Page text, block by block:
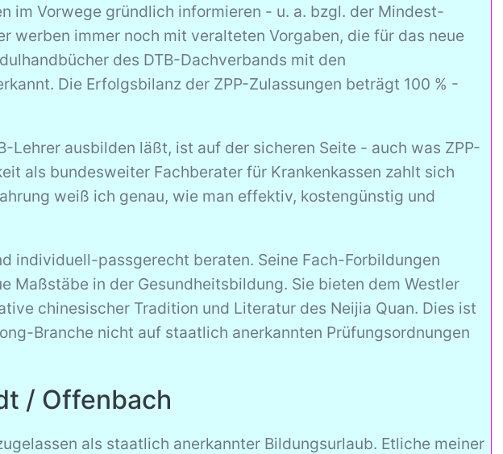
im Vorwege gründlich informieren - u. a. bzgl. der Mindest-
werben immer noch mit veralteten Vorgaben, die für das neue
des DTB-Dachverbands mit den
Die Erfolgsbilanz der ZPP-Zulassungen beträgt 100 % -
Lehrer ausbilden läßt, ist auf der sicheren Seite - auch was ZPP-
als bundesweiter Fachberater für Krankenkassen zahlt sich
weiß ich genau, wie man effektiv, kostengünstig und
individuell-passgerecht beraten. Seine Fach-Forbildungen
Maßstäbe in der Gesundheitsbildung. Sie bieten dem Westler
chinesischer Tradition und Literatur des Neijia Quan. Dies ist
Branche nicht auf staatlich anerkannten Prüfungsordnungen
/ Offenbach
als staatlich anerkannter Bildungsurlaub. Etliche meiner